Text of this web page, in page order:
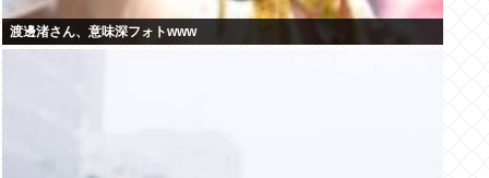
渡邊渚さん、意味深フォトwww